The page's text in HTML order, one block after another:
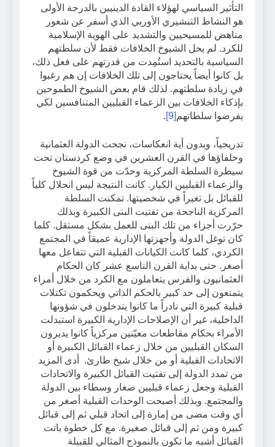
التأثير السياسي لهؤلاء القادة الدينيين بالدرجة الأولى
هو النشاط التبشيري الأوربي الذي أسفر عن شعور
مناهض للمسيحيين والتشديد على الهوية الإسلامية
للكرد. لم يحل الشيوخ الخلافات فقط لأن سلطتهم
السياسية بالتحديد استُمِدت من قدرتهم على فعل ذلك،
بل كانوا أيضاً يحتاجون إلى تلك الخلافات إن هم رغبوا
في زيادة سلطتهم. لذلك قام بعض الشيوخ الطموحين
بإذكاء الخلافات بين الزعماء القبليين المتنافسين لكي
يفرضوا سلطاتهم [9]
.
تدريجياً، وبدون أية انعكاسات، نجحت الدولة العثمانية
وخلفاؤها في القرن العشرين في وضع كردستان تحت
سيطرة السلطة المركزية وحدّت من قوة الشيوخ
والزعماء القبليين الكبار. كانت النتيجة ليس انحلال كلياً
للقبائل بل تغيراً في شخصيتها. تمكنت السلطة
المركزية الناجحة من تفتيت البنى الكبيرة وبذلك
حرّرت أجزاء من تلك البنى للعمل بشكل مستقل. كلما
كان توغل الدولة وأجهزتها الإدارية عميقاً في المجتمع
الكردي، كلما كانت الكيانات القبلية التي تتفاعل معها
أصغر. حتى بداية القرن التاسع عشر كان الحكام
العثمانيون والفرس يتعاملون مع الكرد من خلال أمراء
يتمتعون إلى حد كبير بالحكم الذاتي ويحكمون تكتلات
قبلية كبيرة التي نادراً ما كانوا يتدخلون في شؤونها
الداخلية، غير أن الإصلاحات الإدارية الكبيرة استبدلت
الأمراء بحكام مقاطعات معيّنين مركزياً كانوا يديرون
السكان القبليين من خلال زعماء القبائل الكبيرة أو
الاتحادات القبلية أو من خلال شيخ طارئ. أدى المزيد
من تمدد الدولة إلى تفتيت القبائل الكبيرة والاتحادات
القبلية وجعل زعماء قبليين صغار وسطاء بين الدولة
والمجتمع. وبذلك أصبحت الوحدات القبلية أصغر من
أي وقت مضى من إمارة إلى اتحاد قبلي ثم إلى قبائل
كبيرة ومن ثم إلى قبائل صغيرة. مع كل خطوة باتت
القبائل أشبه ما تكون بالنموذج المثالي للقبيلة